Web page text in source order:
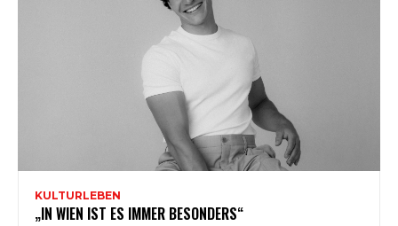
KULTURLEBEN
„IN WIEN IST ES IMMER BESONDERS“